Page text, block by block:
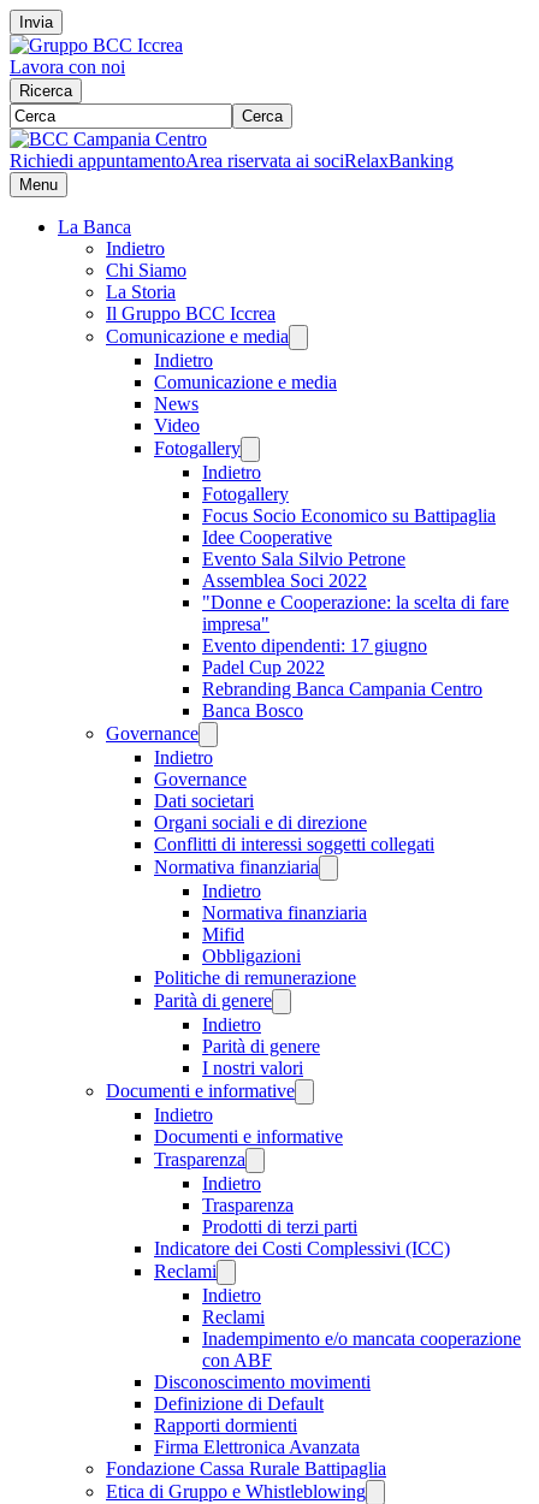
Invia
Lavora con noi
Ricerca
Cerca
Richiedi appuntamentoArea riservata ai sociRelaxBanking
Menu
La Banca
Indietro
Chi Siamo
La Storia
Il Gruppo BCC Iccrea
Comunicazione e media
Indietro
Comunicazione e media
News
Video
Fotogallery
Indietro
Fotogallery
Focus Socio Economico su Battipaglia
Idee Cooperative
Evento Sala Silvio Petrone
Assemblea Soci 2022
"Donne e Cooperazione: la scelta di fare
impresa"
Evento dipendenti: 17 giugno
Padel Cup 2022
Rebranding Banca Campania Centro
Banca Bosco
Governance
Indietro
Governance
Dati societari
Organi sociali e di direzione
Conflitti di interessi soggetti collegati
Normativa finanziaria
Indietro
Normativa finanziaria
Mifid
Obbligazioni
Politiche di remunerazione
Parità di genere
Indietro
Parità di genere
I nostri valori
Documenti e informative
Indietro
Documenti e informative
Trasparenza
Indietro
Trasparenza
Prodotti di terzi parti
Indicatore dei Costi Complessivi (ICC)
Reclami
Indietro
Reclami
Inadempimento e/o mancata cooperazione
con ABF
Disconoscimento movimenti
Definizione di Default
Rapporti dormienti
Firma Elettronica Avanzata
Fondazione Cassa Rurale Battipaglia
Etica di Gruppo e Whistleblowing